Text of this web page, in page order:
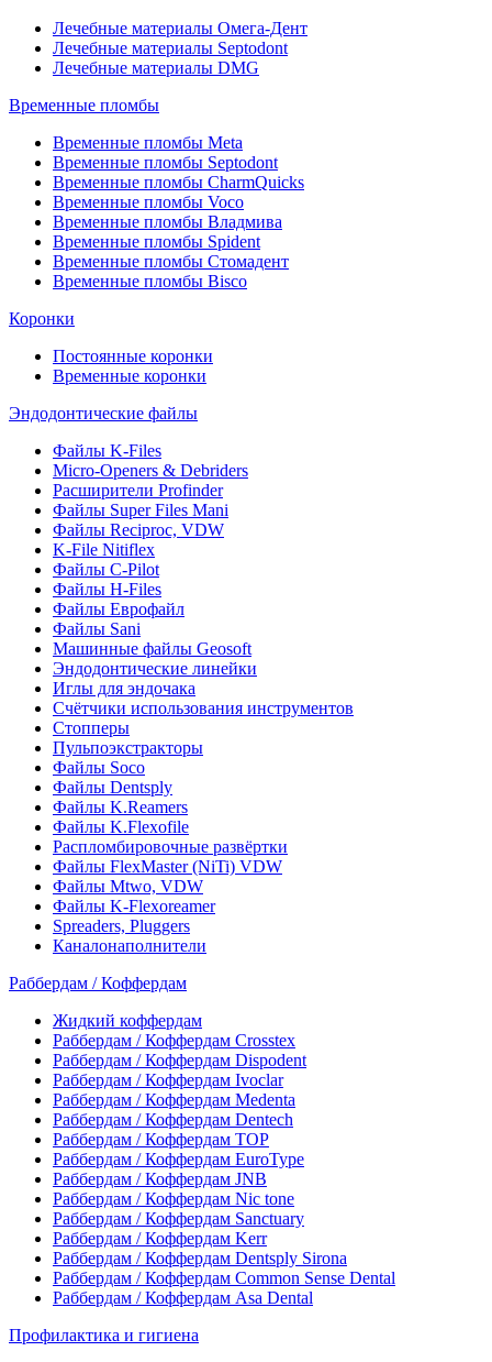
Лечебные материалы Омега-Дент
Лечебные материалы Septodont
Лечебные материалы DMG
Временные пломбы
Временные пломбы Meta
Временные пломбы Septodont
Временные пломбы CharmQuicks
Временные пломбы Voco
Временные пломбы Владмива
Временные пломбы Spident
Временные пломбы Стомадент
Временные пломбы Bisco
Коронки
Постоянные коронки
Временные коронки
Эндодонтические файлы
Файлы K-Files
Micro-Openers & Debriders
Расширители Profinder
Файлы Super Files Mani
Файлы Reciproc, VDW
K-File Nitiflex
Файлы C-Pilot
Файлы H-Files
Файлы Еврофайл
Файлы Sani
Машинные файлы Geosoft
Эндодонтические линейки
Иглы для эндочака
Счётчики использования инструментов
Стопперы
Пульпоэкстракторы
Файлы Soco
Файлы Dentsply
Файлы K.Reamers
Файлы K.Flexofile
Распломбировочные развёртки
Файлы FlexMaster (NiTi) VDW
Файлы Mtwo, VDW
Файлы K-Flexoreamer
Spreaders, Pluggers
Каналонаполнители
Раббердам / Коффердам
Жидкий коффердам
Раббердам / Коффердам Crosstex
Раббердам / Коффердам Dispodent
Раббердам / Коффердам Ivoclar
Раббердам / Коффердам Medenta
Раббердам / Коффердам Dentech
Раббердам / Коффердам ТОР
Раббердам / Коффердам EuroType
Раббердам / Коффердам JNB
Раббердам / Коффердам Nic tone
Раббердам / Коффердам Sanctuary
Раббердам / Коффердам Kerr
Раббердам / Коффердам Dentsply Sirona
Раббердам / Коффердам Common Sense Dental
Раббердам / Коффердам Asa Dental
Профилактика и гигиена